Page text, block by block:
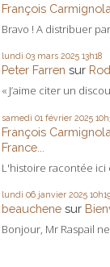
François Carmignola
Bravo ! A distribuer
lundi 03 mars 2025 13h18
Peter Farren sur
« J’aime citer un
samedi 01 février 2025
François Carmignola
France...
L'histoire racontée ici
lundi 06 janvier 2025
beauchene sur
Bonjour, Mr Raspail